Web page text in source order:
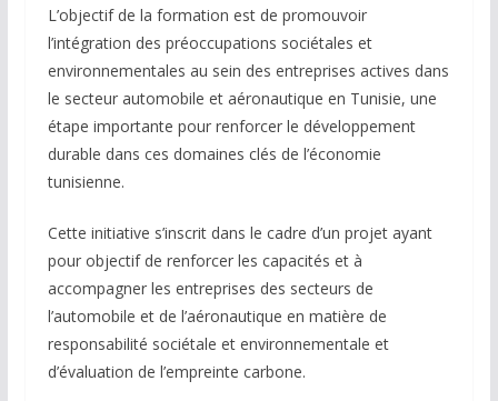
L’objectif de la formation est de promouvoir
l’intégration des préoccupations sociétales et
environnementales au sein des entreprises actives dans
le secteur automobile et aéronautique en Tunisie, une
étape importante pour renforcer le développement
durable dans ces domaines clés de l’économie
tunisienne.
Cette initiative s’inscrit dans le cadre d’un projet ayant
pour objectif de renforcer les capacités et à
accompagner les entreprises des secteurs de
l’automobile et de l’aéronautique en matière de
responsabilité sociétale et environnementale et
d’évaluation de l’empreinte carbone.